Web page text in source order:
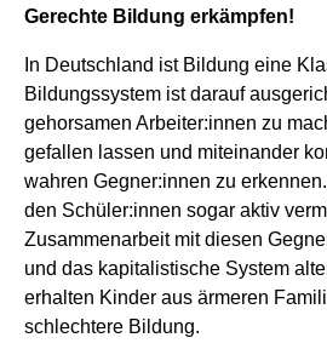
Gerechte Bildung erkämpfen!
In Deutschland ist Bildung eine
Bildungssystem ist darauf
gehorsamen Arbeiter:innen zu
gefallen lassen und miteinander
wahren Gegner:innen zu
den Schüler:innen sogar aktiv
Zusammenarbeit mit diesen
und das kapitalistische System
erhalten Kinder aus ärmeren
schlechtere Bildung.